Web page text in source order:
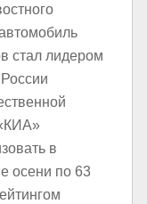
стал лидером
в
осени по 63